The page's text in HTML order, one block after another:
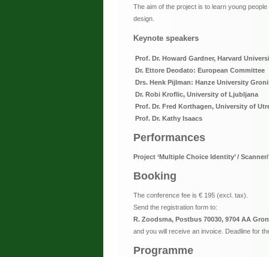
The aim of the project is to learn young
design.
Keynote speakers
Prof. Dr. Howard Gardner, Harvard
Dr. Ettore Deodato: European Committee
Drs. Henk Pijlman: Hanze University
Dr. Robi Kroflic, University of Ljubljana
Prof. Dr. Fred Korthagen, University of
Prof. Dr. Kathy Isaacs
Performances
Project ‘Multiple Choice Identity’ /
Booking
The conference fee is € 195 (excl. tax).
Send the registration form to:
R. Zoodsma, Postbus 70030, 9704 AA
and you will receive an invoice. Deadline for
Programme